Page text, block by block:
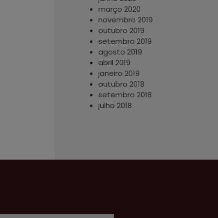
março 2020
novembro 2019
outubro 2019
setembro 2019
agosto 2019
abril 2019
janeiro 2019
outubro 2018
setembro 2018
julho 2018